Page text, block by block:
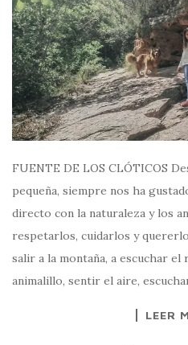
FUENTE DE LOS CLÓTICOS
pequeña, siempre nos ha
directo con la naturaleza y los
respetarlos, cuidarlos y
salir a la montaña, a escuchar
animalillo, sentir el aire,
LEER